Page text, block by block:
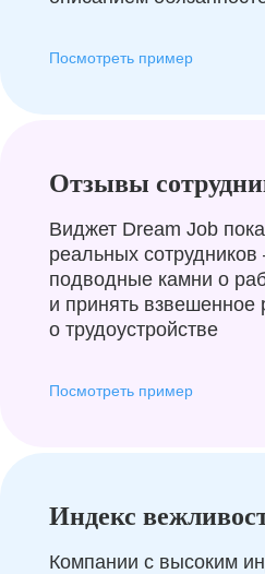
Посмотреть пример
Отзывы
Виджет Dream Job
реальных
подводные камни о
и принять взвешенное
о трудоустройстве
Посмотреть пример
Индекс
Компании с высоким